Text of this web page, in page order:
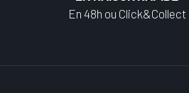
En 48h ou Click&Collect